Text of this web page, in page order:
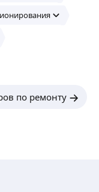
по ремонту